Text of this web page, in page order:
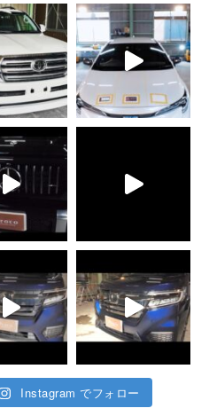
Instagram でフォロー